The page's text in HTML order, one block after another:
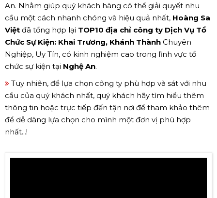
An. Nhằm giúp quý khách hàng có thể giải quyết nhu
cầu một cách nhanh chóng và hiệu quả nhất, Hoàng Sa
Việt đã tổng hợp lại TOP10 địa chỉ công ty Dịch Vụ Tổ
Chức Sự Kiện: Khai Trương, Khánh Thành Chuyên
Nghiệp, Uy Tín, có kinh nghiệm cao trong lĩnh vực tổ
chức sự kiện tại Nghệ An.
Tuy nhiên, để lựa chọn công ty phù hợp và sát với nhu
cầu của quý khách nhất, quý khách hãy tìm hiểu thêm
thông tin hoặc trực tiếp đến tận nơi để tham khảo thêm
để dễ dàng lựa chọn cho mình một đơn vị phù hợp
nhất...!